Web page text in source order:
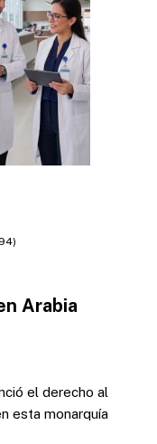
Arabia
el derecho al
esta monarquía